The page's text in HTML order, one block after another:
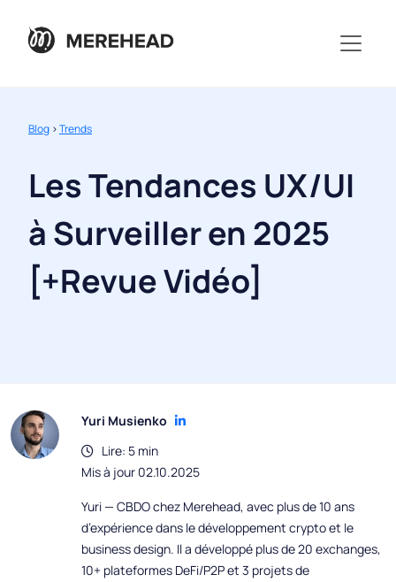
Blog >Trends
Les Tendances UX/UI
à Surveiller en 2025
[+Revue Vidéo]
Yuri Musienko
Lire: 5 min
Mis à jour 02.10.2025
Yuri — CBDO chez Merehead, avec plus de 10 ans
d’expérience dans le développement crypto et le
business design. Il a développé plus de 20 exchanges,
10+ plateformes DeFi/P2P et 3 projets de